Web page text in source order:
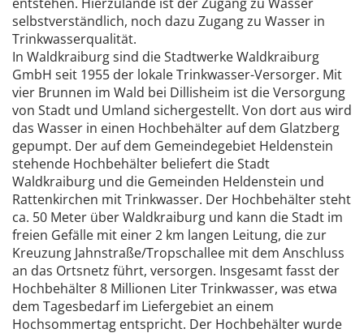
selbstverständlich, noch dazu Zugang zu Wasser in
Trinkwasserqualität.
In Waldkraiburg sind die Stadtwerke Waldkraiburg
GmbH seit 1955 der lokale Trinkwasser-Versorger. Mit
vier Brunnen im Wald bei Dillisheim ist die Versorgung
von Stadt und Umland sichergestellt. Von dort aus wird
das Wasser in einen Hochbehälter auf dem Glatzberg
gepumpt. Der auf dem Gemeindegebiet Heldenstein
stehende Hochbehälter beliefert die Stadt
Waldkraiburg und die Gemeinden Heldenstein und
Rattenkirchen mit Trinkwasser. Der Hochbehälter steht
ca. 50 Meter über Waldkraiburg und kann die Stadt im
freien Gefälle mit einer 2 km langen Leitung, die zur
Kreuzung Jahnstraße/Tropschallee mit dem Anschluss
an das Ortsnetz führt, versorgen. Insgesamt fasst der
Hochbehälter 8 Millionen Liter Trinkwasser, was etwa
dem Tagesbedarf im Liefergebiet an einem
Hochsommertag entspricht. Der Hochbehälter wurde